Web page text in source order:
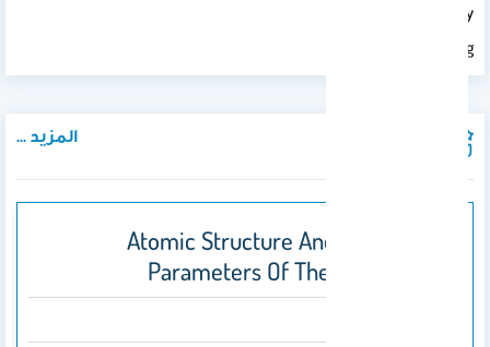
Optics Metrology
Imaging
المزيد ...
Atomic Structure And Transition
Parameters Of The C-Like Ion